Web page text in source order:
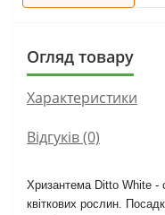
Огляд товару
Характеристики
Відгуків (0)
Хризантема Ditto White -
квіткових рослин.